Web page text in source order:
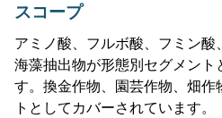
スコープ
アミノ酸、フルボ酸、フミン酸
海藻抽出物が形態別セグメント
す。換金作物、園芸作物、畑
トとしてカバーされています。